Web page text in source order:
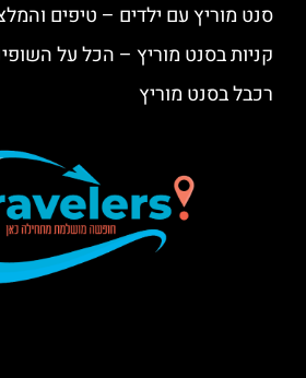
סנט מוריץ עם ילדים – טיפים
קניות בסנט מוריץ – הכל על
רכבל בסנט מוריץ